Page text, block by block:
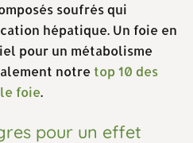
soufrés qui
hépatique. Un foie en
pour un métabolisme
notretop 10 des
foie.
pour un effet